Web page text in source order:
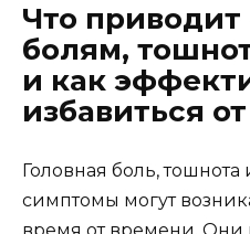
Что
болям,
и как
избавиться
Головная боль, тошнота
симптомы могут